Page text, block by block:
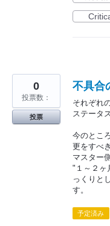
不具合
それぞれ
ステータ
今のとこ
更をすべ
マスター
"１～２ヶ
っくりと
す。
0
投票数：
投票
予定済み